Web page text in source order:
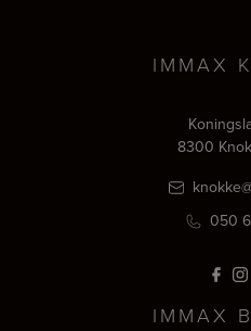
IMMAX
8300
050
IMMAX